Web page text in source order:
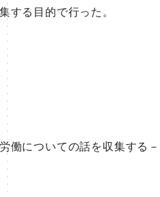
する目的で行った。
働についての話を収集する－